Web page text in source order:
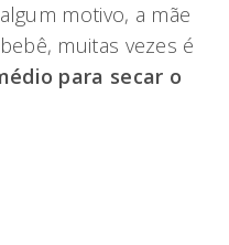
motivo, a mãe
muitas vezes é
para secar o